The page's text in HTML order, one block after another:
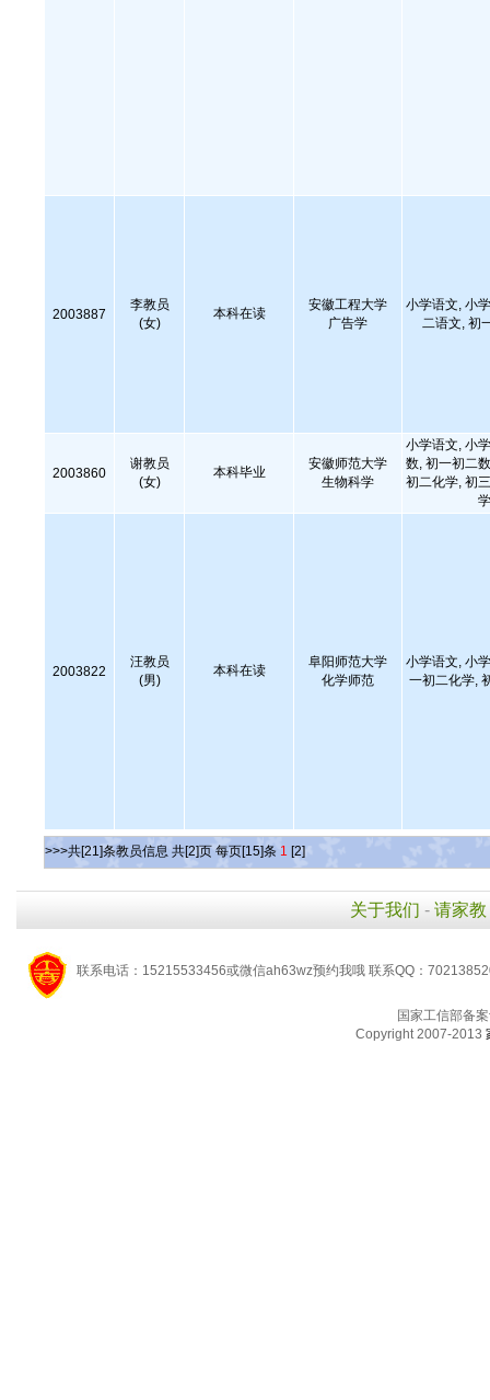
2003887
李教员
(女)
本科在读
安徽工程大学
广告学
小学语文, 小
二语文, 初
2003860
谢教员
(女)
本科毕业
安徽师范大学
生物科学
小学语文, 小
数, 初一初二
初二化学, 初
2003822
汪教员
(男)
本科在读
阜阳师范大学
化学师范
小学语文, 小
一初二化学,
>>>共[21]条教员信息 共[2]页 每页[15]条 1 [2]
关于我们 - 请家教
联系电话：15215533456或微信ah63wz预约我哦 联系QQ：
国家工信部备
Copyright 2007-2013